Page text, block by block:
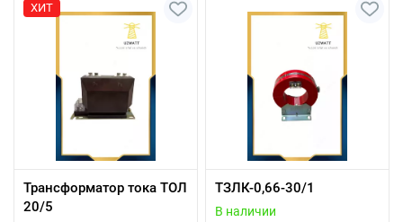
ХИТ
Трансформатор тока ТОЛ
20/5
ТЗЛК-0,66-30/1
В наличии